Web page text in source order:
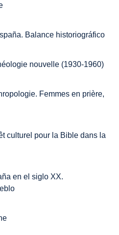
Balance historiográfico
nouvelle (1930-1960)
Femmes en prière,
culturel pour la Bible dans la
en el siglo XX.